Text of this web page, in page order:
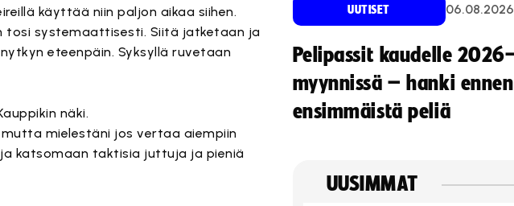
käyttää niin paljon aikaa siihen.
tosi systemaattisesti. Siitä jatketaan ja
eteenpäin. Syksyllä ruvetaan
näki.
mielestäni jos vertaa aiempiin
katsomaan taktisia juttuja ja pieniä
UUTISET 06.08.2026
Pelipassit kaudelle
myynnissä – hanki ennen
ensimmäistä peliä
UUSIMMAT